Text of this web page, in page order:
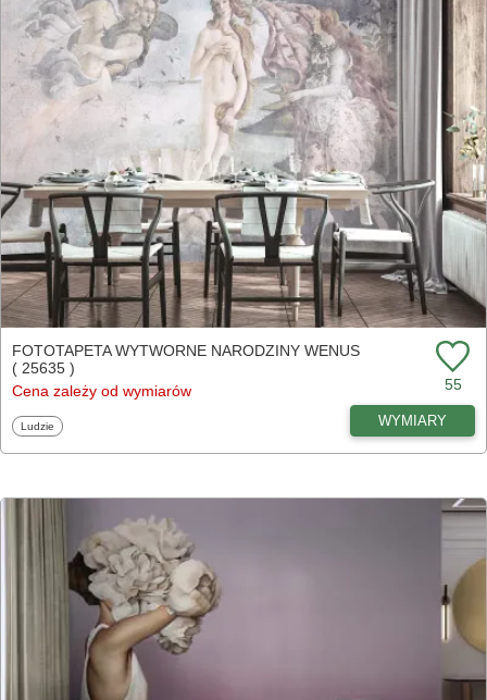
FOTOTAPETA WYTWORNE NARODZINY WENUS
( 25635 )
Cena zależy od wymiarów
55
Fototapety
Ludzie WYMIARY